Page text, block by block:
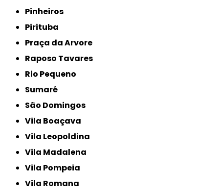
Pinheiros
Pirituba
Praça da Arvore
Raposo Tavares
Rio Pequeno
Sumaré
São Domingos
Vila Boaçava
Vila Leopoldina
Vila Madalena
Vila Pompeia
Vila Romana